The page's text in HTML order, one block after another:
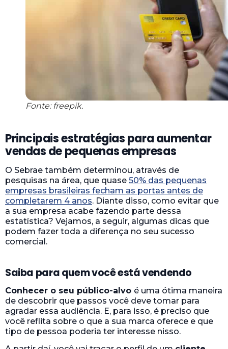
Fonte: freepik.
Principais estratégias para aumentar
vendas de pequenas empresas
O Sebrae também determinou, através de
pesquisas na área, que quase 50% das pequenas
empresas brasileiras fecham as portas antes de
completarem 4 anos. Diante disso, como evitar que
a sua empresa acabe fazendo parte dessa
estatística? Vejamos, a seguir, algumas dicas que
podem fazer toda a diferença no seu sucesso
comercial.
Saiba para quem você está vendendo
Conhecer o seu público-alvo é uma ótima maneira
de descobrir que passos você deve tomar para
agradar essa audiência. E, para isso, é preciso que
você reflita sobre o que a sua marca oferece e que
tipo de pessoa poderia ter interesse nisso.